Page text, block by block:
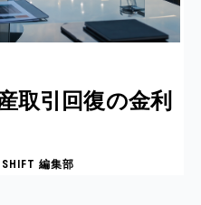
取引回復の金利
SHIFT 編集部